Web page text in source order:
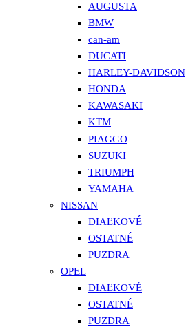
AUGUSTA
BMW
can-am
DUCATI
HARLEY-DAVIDSON
HONDA
KAWASAKI
KTM
PIAGGO
SUZUKI
TRIUMPH
YAMAHA
NISSAN
DIAĽKOVÉ
OSTATNÉ
PUZDRA
OPEL
DIAĽKOVÉ
OSTATNÉ
PUZDRA